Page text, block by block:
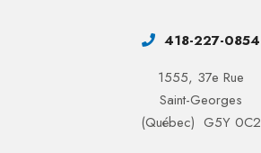
418-227-0854
1555, 37e Rue
Saint-Georges
(Québec) G5Y 0C2